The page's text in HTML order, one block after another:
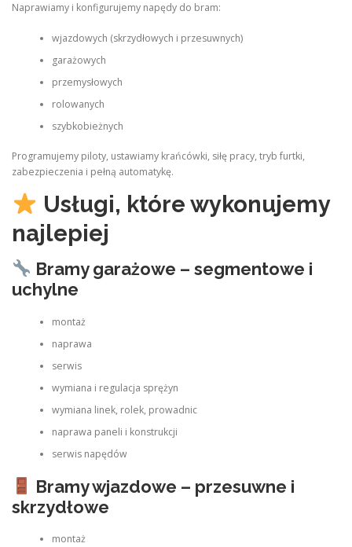
Naprawiamy i konfigurujemy napędy do bram:
wjazdowych (skrzydłowych i przesuwnych)
garażowych
przemysłowych
rolowanych
szybkobieżnych
Programujemy piloty, ustawiamy krańcówki, siłę pracy, tryb furtki,
zabezpieczenia i pełną automatykę.
Usługi, które wykonujemy
najlepiej
Bramy garażowe – segmentowe i
uchylne
montaż
naprawa
serwis
wymiana i regulacja sprężyn
wymiana linek, rolek, prowadnic
naprawa paneli i konstrukcji
serwis napędów
Bramy wjazdowe – przesuwne i
skrzydłowe
montaż